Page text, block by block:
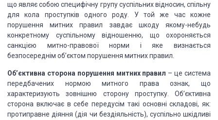
що являє собою специфічну групу суспільних відносин, спільну
для кола проступків одного роду. У той же час кожне
порушення митних правил завдає шкоду якому-небудь
конкретному суспільному відношенню, що охороняється
санкцією митно-правової норми і яке визнається
безпосереднім об’єктом порушення митних правил.
Об’єктивна сторона порушення митних правил – це система
передбачених нормою митного права ознак, що
характеризують зовнішню сторону проступку. Об’єктивна
сторона включає в себе передусім такі основні складові, як:
протиправне діяння (дія чи бездіяльність), суспільно шкідливі